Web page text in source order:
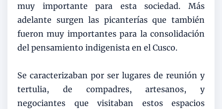
muy importante para esta sociedad. Más
adelante surgen las picanterías que también
fueron muy importantes para la consolidación
del pensamiento indigenista en el Cusco.
Se caracterizaban por ser lugares de reunión y
tertulia, de compadres, artesanos, y
negociantes que visitaban estos espacios